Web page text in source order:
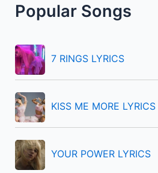
c
f
o
r
:
Popular Songs
7 RINGS LYRICS
KISS ME MORE LYRICS
YOUR POWER LYRICS